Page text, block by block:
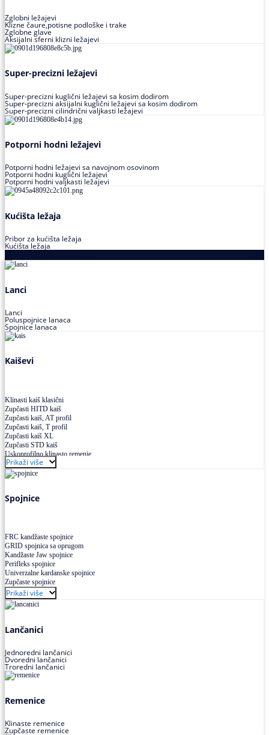
Zglobni ležajevi
Klizne čaure,potisne podloške i trake
Zglobne glave
Aksijalni sferni klizni ležajevi
Super-precizni ležajevi
Super-precizni kuglični ležajevi sa kosim dodirom
Super-precizni aksijalni kuglični ležajevi sa kosim dodirom
Super-precizni cilindrični valjkasti ležajevi
Potporni hodni ležajevi
Potporni hodni ležajevi sa navojnom osovinom
Potporni hodni kuglični ležajevi
Potporni hodni valjkasti ležajevi
Kućišta ležaja
Pribor za kućišta ležaja
Kućišta ležaja
Lanci
Lanci
Poluspojnice lanaca
Spojnice lanaca
Kaiševi
Klinasti kaiš klasični
Zupčasti HITD kaiš
Zupčasti kaiš, AT profil
Zupčasti kaiš, T profil
Zupčasti kaiš XL
Zupčasti STD kaiš
Uskoprofilno klinasto remenje
Uskoprofilno klinasto remenje spojeno
Uskoprofilno klinasto remenje XP extra power
Višekanalno remenje PJ,PK
Prikaži više
Spojnice
FRC kandžaste spojnice
GRID spojnica sa oprugom
Kandžaste Jaw spojnice
Perifleks spojnice
Univerzalne kardanske spojnice
Zupčaste spojnice
Prikaži više
Lančanici
Jednoredni lančanici
Dvoredni lančanici
Troredni lančanici
Remenice
Klinaste remenice
Zupčaste remenice